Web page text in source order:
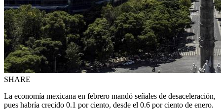
SHARE
La economía mexicana en febrero mandó señales de desaceleración,
pues habría crecido 0.1 por ciento, desde el 0.6 por ciento de enero.